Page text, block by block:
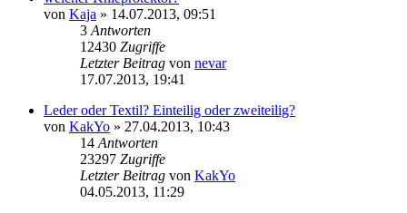
von Kaja » 14.07.2013, 09:51
3 Antworten
12430 Zugriffe
Letzter Beitrag von nevar
17.07.2013, 19:41
Leder oder Textil? Einteilig oder zweiteilig?
von KakYo » 27.04.2013, 10:43
14 Antworten
23297 Zugriffe
Letzter Beitrag von KakYo
04.05.2013, 11:29